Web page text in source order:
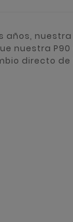
nuestra
directo